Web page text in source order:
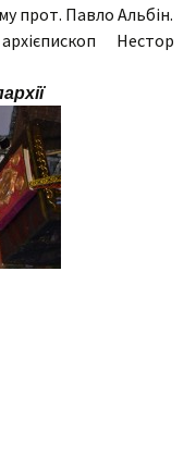
прот. Павло Альбін.
Нестор